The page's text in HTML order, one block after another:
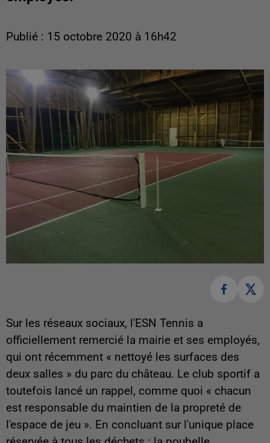
Publié : 15 octobre 2020 à 16h42
Sur les réseaux sociaux, l'ESN Tennis a
officiellement remercié la mairie et ses employés,
qui ont récemment « nettoyé les surfaces des
deux salles » du parc du château. Le club sportif a
toutefois lancé un rappel, comme quoi « chacun
est responsable du maintien de la propreté de
l'espace de jeu ». En concluant sur l'unique place